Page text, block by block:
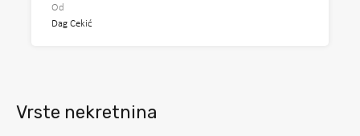
Od
Dag Cekić
Vrste nekretnina